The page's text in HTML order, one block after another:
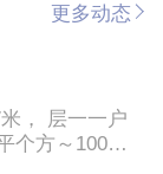
更多动态